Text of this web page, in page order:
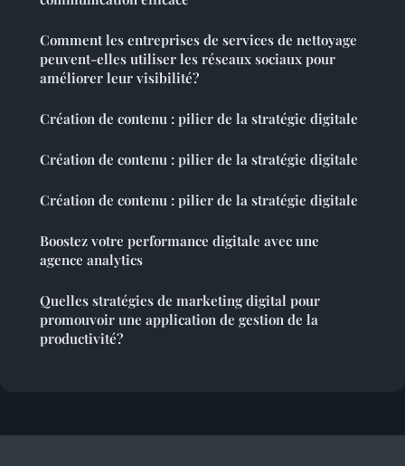
Comment les entreprises de services de nettoyage
peuvent-elles utiliser les réseaux sociaux pour
améliorer leur visibilité?
Création de contenu : pilier de la stratégie digitale
Création de contenu : pilier de la stratégie digitale
Création de contenu : pilier de la stratégie digitale
Boostez votre performance digitale avec une
agence analytics
Quelles stratégies de marketing digital pour
promouvoir une application de gestion de la
productivité?